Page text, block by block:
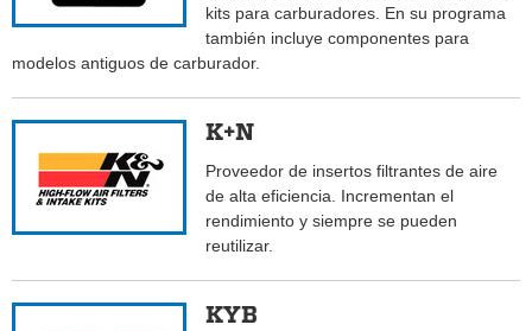
kits para carburadores. En su programa
también incluye componentes para
modelos antiguos de carburador.
K+N
Proveedor de insertos filtrantes de aire
de alta eficiencia. Incrementan el
rendimiento y siempre se pueden
reutilizar.
KYB